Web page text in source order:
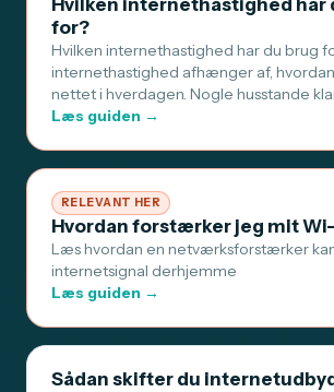
Hvilken internethastighed har
for?
Hvilken internethastighed har du brug
internethastighed afhænger af,
nettet i hverdagen. Nogle husstande
Læs guiden →
RELEVANT HER
Hvordan forstærker jeg mit
Læs hvordan en netværksforstærker
internetsignal derhjemme
Læs guiden →
Sådan skifter du